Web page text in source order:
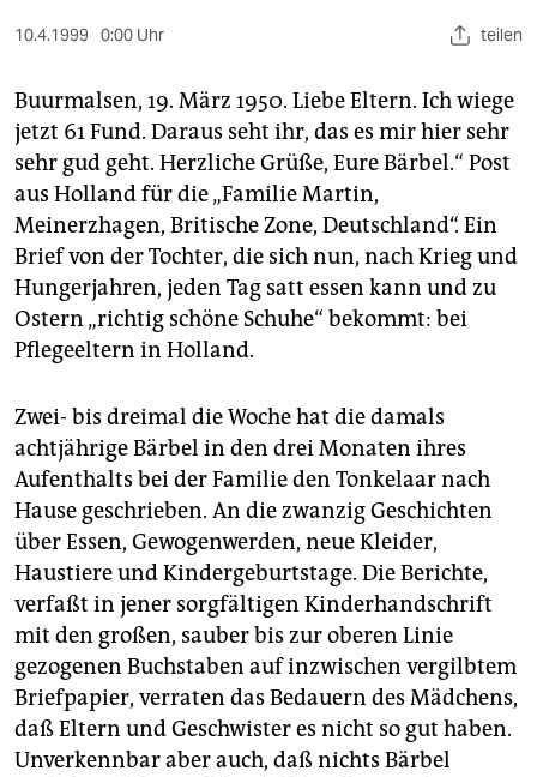
nord
verlag
verlag
veranstaltungen
shop
fragen & hilfe
unterstützen
abo
genossenschaft
epaper login
10.4.1999 0:00 Uhr teilen
Buurmalsen, 19. März 1950. Liebe Eltern. Ich wiege
jetzt 61 Fund. Daraus seht ihr, das es mir hier sehr
sehr gud geht. Herzliche Grüße, Eure Bärbel.“ Post
aus Holland für die „Familie Martin,
Meinerzhagen, Britische Zone, Deutschland“. Ein
Brief von der Tochter, die sich nun, nach Krieg und
Hungerjahren, jeden Tag satt essen kann und zu
Ostern „richtig schöne Schuhe“ bekommt: bei
Pflegeeltern in Holland.
Zwei- bis dreimal die Woche hat die damals
achtjährige Bärbel in den drei Monaten ihres
Aufenthalts bei der Familie den Tonkelaar nach
Hause geschrieben. An die zwanzig Geschichten
über Essen, Gewogenwerden, neue Kleider,
Haustiere und Kindergeburtstage. Die Berichte,
verfaßt in jener sorgfältigen Kinderhandschrift
mit den großen, sauber bis zur oberen Linie
gezogenen Buchstaben auf inzwischen vergilbtem
Briefpapier, verraten das Bedauern des Mädchens,
daß Eltern und Geschwister es nicht so gut haben.
Unverkennbar aber auch, daß nichts Bärbel